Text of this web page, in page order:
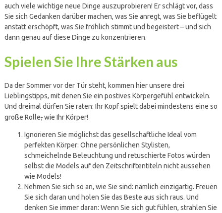
auch viele wichtige neue Dinge auszuprobieren! Er schlägt vor, dass
Sie sich Gedanken darüber machen, was Sie anregt, was Sie beflügelt
anstatt erschöpft, was Sie fröhlich stimmt und begeistert – und sich
dann genau auf diese Dinge zu konzentrieren.
Spielen Sie Ihre Stärken aus
Da der Sommer vor der Tür steht, kommen hier unsere drei
Lieblingstipps, mit denen Sie ein postives Körpergefühl entwickeln.
Und dreimal dürfen Sie raten: Ihr Kopf spielt dabei mindestens eine so
große Rolle,wie Ihr Körper!
Ignorieren Sie möglichst das gesellschaftliche Ideal vom
perfekten Körper: Ohne persönlichen Stylisten,
schmeichelnde Beleuchtung und retuschierte Fotos würden
selbst die Models auf den Zeitschriftentiteln nicht aussehen
wie Models!
Nehmen Sie sich so an, wie Sie sind: nämlich einzigartig. Freuen
Sie sich daran und holen Sie das Beste aus sich raus. Und
denken Sie immer daran: Wenn Sie sich gut fühlen, strahlen Sie